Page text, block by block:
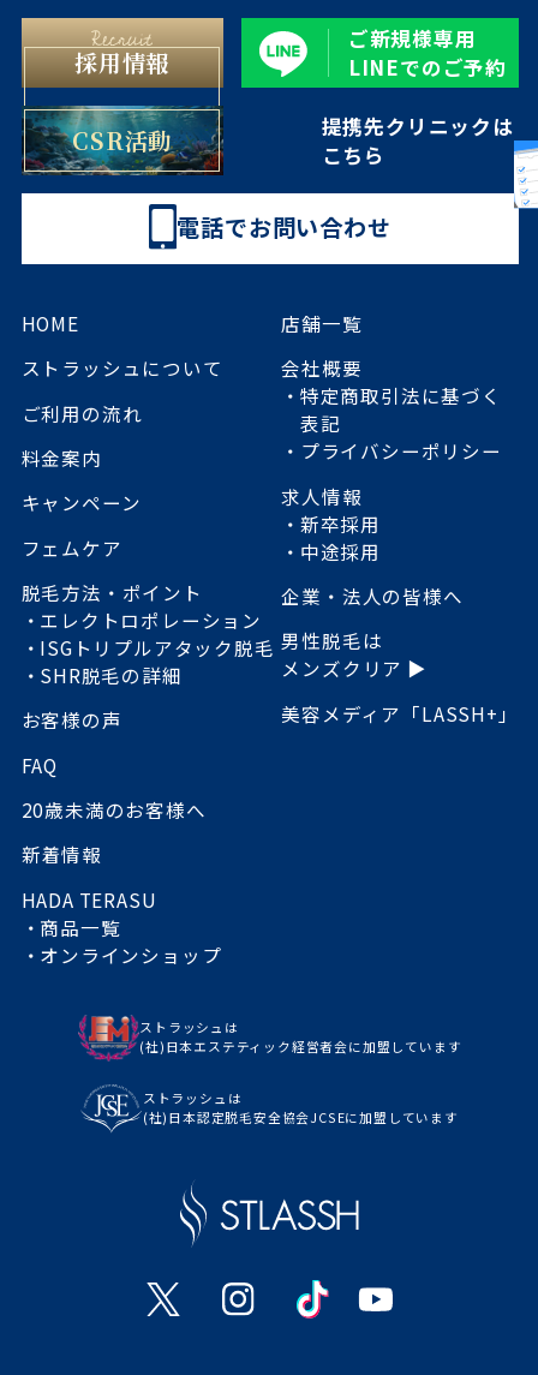
採用情報
CSR活動
ご新規様専用
LINEでのご予約
提携先クリニックは
こちら
電話でお問い合わせ
HOME
ストラッシュについて
ご利用の流れ
料金案内
キャンペーン
フェムケア
脱毛方法・ポイント
エレクトロポレーション
ISGトリプルアタック脱毛
SHR脱毛の詳細
お客様の声
FAQ
20歳未満のお客様へ
新着情報
HADA TERASU
商品一覧
オンラインショップ
店舗一覧
会社概要
特定商取引法に基づく
表記
プライバシーポリシー
求人情報
新卒採用
中途採用
企業・法人の皆様へ
男性脱毛は
メンズクリア ▶
美容メディア「LASSH+」
ストラッシュは
(社)日本エステティック経営者会に加盟しています
ストラッシュは
(社)日本認定脱毛安全協会JCSEに加盟しています